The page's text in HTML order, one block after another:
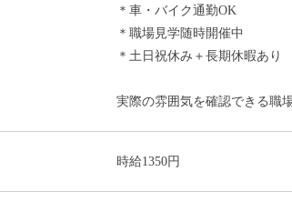
＊車・バイク通勤OK
＊職場見学随時開催中
＊土日祝休み＋長期休暇あり
実際の雰囲気を確認できる職
時給1350円